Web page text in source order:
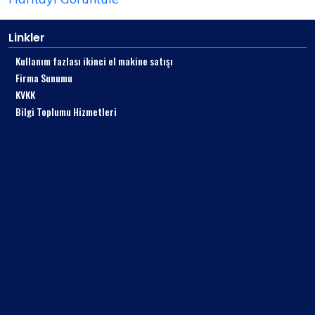
Linkler
Kullanım fazlası ikinci el makine satışı
Firma Sunumu
KVKK
Bilgi Toplumu Hizmetleri